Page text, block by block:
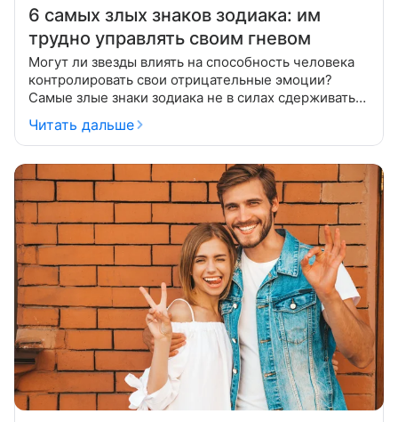
6 самых злых знаков зодиака: им
трудно управлять своим гневом
Могут ли звезды влиять на способность человека
контролировать свои отрицательные эмоции?
Самые злые знаки зодиака не в силах сдерживать
люди обладают ангельским
Читать дальше